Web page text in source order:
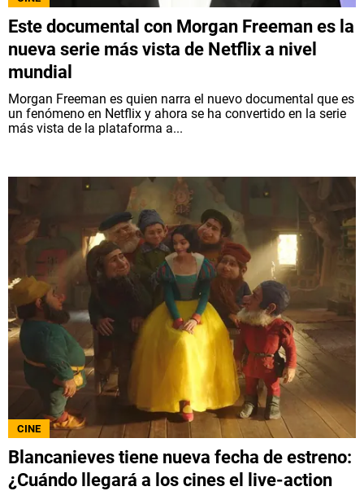
Este documental con Morgan Freeman es la
nueva serie más vista de Netflix a nivel
mundial
Morgan Freeman es quien narra el nuevo documental que es
un fenómeno en Netflix y ahora se ha convertido en la serie
más vista de la plataforma a...
CINE
Blancanieves tiene nueva fecha de estreno:
¿Cuándo llegará a los cines el live-action